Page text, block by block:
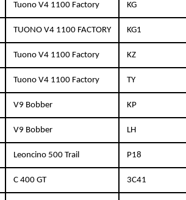
Tuono V4 1100 Factory KG
TUONO V4 1100 FACTORY KG1
Tuono V4 1100 Factory KZ
Tuono V4 1100 Factory TY
V9 Bobber KP
V9 Bobber LH
Leoncino 500 Trail P18
C 400 GT 3C41